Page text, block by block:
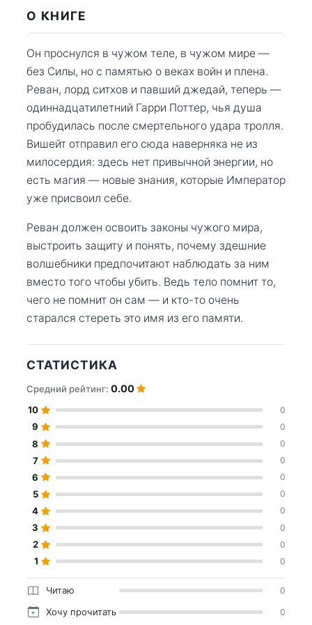
О КНИГЕ
Он проснулся в чужом теле, в чужом мире —
без Силы, но с памятью о веках войн и плена.
Реван, лорд ситхов и павший джедай, теперь —
одиннадцатилетний Гарри Поттер, чья душа
пробудилась после смертельного удара тролля.
Вишейт отправил его сюда наверняка не из
милосердия: здесь нет привычной энергии, но
есть магия — новые знания, которые Император
уже присвоил себе.
Реван должен освоить законы чужого мира,
выстроить защиту и понять, почему здешние
волшебники предпочитают наблюдать за ним
вместо того чтобы убить. Ведь тело помнит то,
чего не помнит он сам — и кто-то очень
старался стереть это имя из его памяти.
СТАТИСТИКА
Средний рейтинг: 0.00
10 0
9 0
8 0
7 0
6 0
5 0
4 0
3 0
2 0
1 0
Читаю 0
Хочу прочитать 0